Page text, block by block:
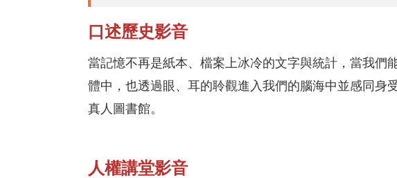
口述歷史影音
當記憶不再是紙本、檔案上冰冷的文字與統計，當我們
體中，也透過眼、耳的聆觀進入我們的腦海中並感同身
真人圖書館。
人權講堂影音